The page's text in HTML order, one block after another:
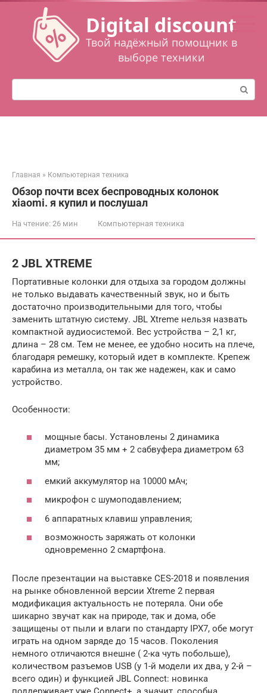
Перейти
контенту
Digital discount
Твой надёжный помощник в
выборе техники
Поиск:
Главная » Компьютерная техника
Обзор почти всех беспроводных колонок
xiaomi. я купил и послушал
На чтение: 26 мин Компьютерная техника
2 JBL XTREME
Портативные колонки для отдыха за городом должны
не только выдавать качественный звук, но и быть
достаточно производительными для того, чтобы
заменить штатную систему. JBL Xtreme нельзя назвать
компактной аудиосистемой. Вес устройства – 2,1 кг,
длина – 28 см. Тем не менее, ее удобно носить на плече,
благодаря ремешку, который идет в комплекте. Крепеж
карабина из металла, он так же надежен, как и само
устройство.
Особенности:
мощные басы. Установлены 2 динамика
диаметром 35 мм + 2 сабвуфера диаметром 63
мм;
емкий аккумулятор на 10000 мАч;
микрофон с шумоподавлением;
6 аппаратных клавиш управления;
возможность заряжать от колонки
одновременно 2 смартфона.
После презентации на выставке CES-2018 и появления
на рынке обновленной версии Xtreme 2 первая
модификация актуальность не потеряла. Они обе
шикарно звучат как на природе, так и дома, обе
защищены от пыли и влаги по стандарту IPX7, обе могут
играть на одном заряде до 15 часов. Поколения
немного отличаются внешне ( 2-ка чуть побольше),
количеством разъемов USB (у 1-й модели их два, у 2-й –
всего один) и функцией JBL Connect: новинка